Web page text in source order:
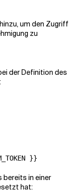
hinzu, um den Zugriff
zu
der Definition des
}}
bereits in einer
hat: